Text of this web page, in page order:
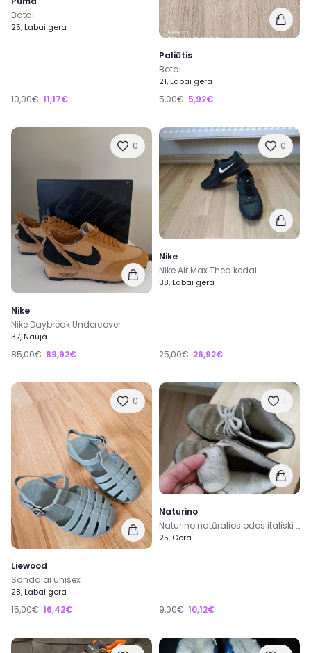
Batai
25, Labai gera
10,00€ 11,17€
Paliūtis
Botai
21, Labai gera
5,00€ 5,92€
0
Nike
Nike Daybreak Undercover
37, Nauja
85,00€ 89,92€
0
Nike
Nike Air Max Thea kedai
38, Labai gera
25,00€ 26,92€
0
Liewood
Sandalai unisex
28, Labai gera
15,00€ 16,42€
1
Naturino
Naturino natūralios odos italiski aulinukai
25, Gera
9,00€ 10,12€